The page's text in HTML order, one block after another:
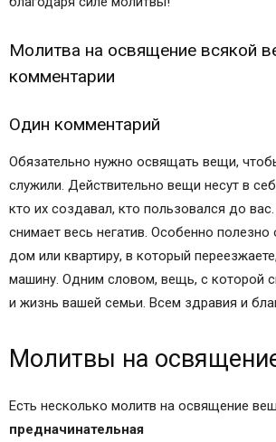
Молитва на освящение всякой
комментарии
Один комментарий
Обязательно нужно освящать вещи,
служили. Действительно вещи несут в
кто их создавал, кто пользовался до
снимает весь негатив. Особенно
дом или квартиру, в который
машину. Одним словом, вещь, с которой
и жизнь вашей семьи. Всем здравия и
Молитвы на
Есть несколько молитв на освящение
предначинательная